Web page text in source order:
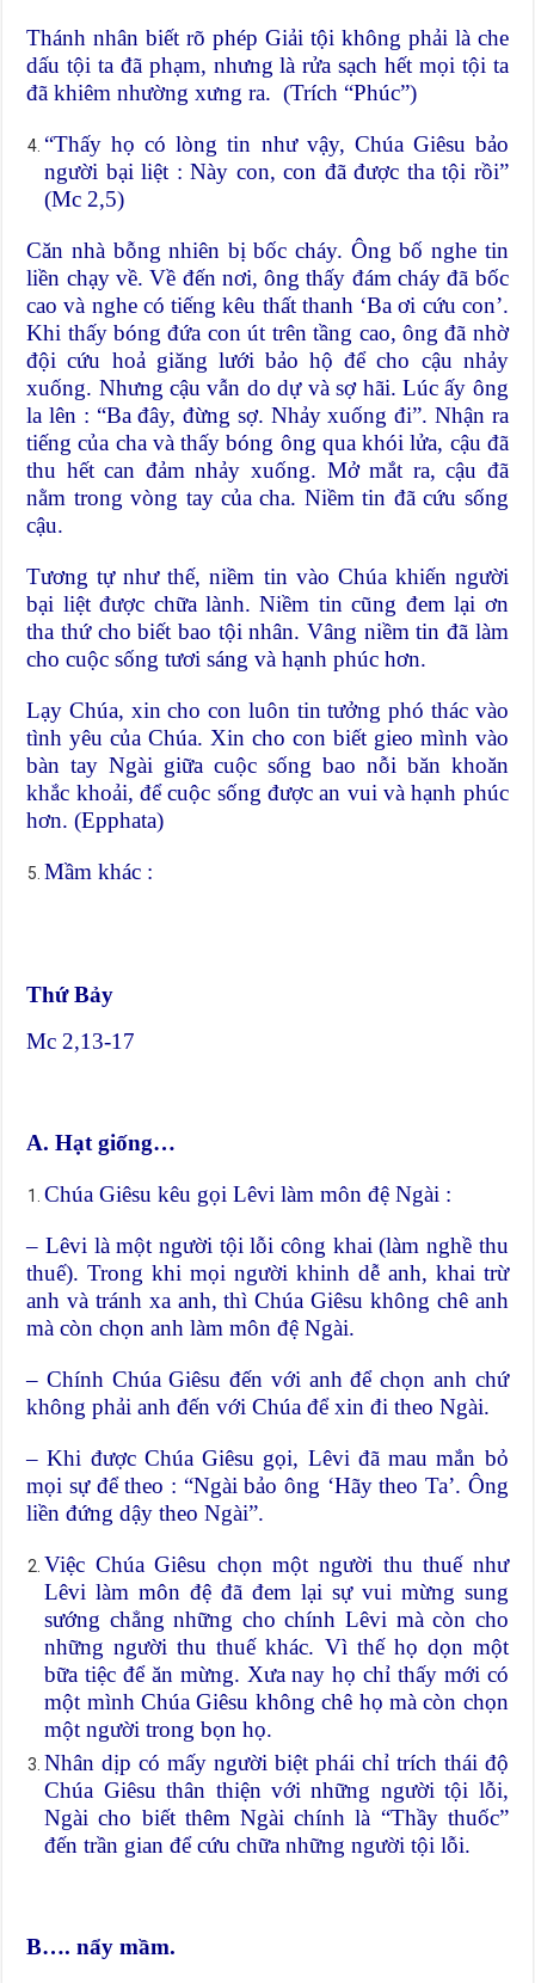
Thánh nhân biết rõ phép Giải tội không phải là che
dấu tội ta đã phạm, nhưng là rửa sạch hết mọi tội ta
đã khiêm nhường xưng ra. (Trích “Phúc”)
“Thấy họ có lòng tin như vậy, Chúa Giêsu bảo
người bại liệt : Này con, con đã được tha tội rồi”
(Mc 2,5)
Căn nhà bỗng nhiên bị bốc cháy. Ông bố nghe tin
liền chạy về. Về đến nơi, ông thấy đám cháy đã bốc
cao và nghe có tiếng kêu thất thanh ‘Ba ơi cứu con’.
Khi thấy bóng đứa con út trên tầng cao, ông đã nhờ
đội cứu hoả giăng lưới bảo hộ để cho cậu nhảy
xuống. Nhưng cậu vẫn do dự và sợ hãi. Lúc ấy ông
la lên : “Ba đây, đừng sợ. Nhảy xuống đi”. Nhận ra
tiếng của cha và thấy bóng ông qua khói lửa, cậu đã
thu hết can đảm nhảy xuống. Mở mắt ra, cậu đã
nằm trong vòng tay của cha. Niềm tin đã cứu sống
cậu.
Tương tự như thế, niềm tin vào Chúa khiến người
bại liệt được chữa lành. Niềm tin cũng đem lại ơn
tha thứ cho biết bao tội nhân. Vâng niềm tin đã làm
cho cuộc sống tươi sáng và hạnh phúc hơn.
Lạy Chúa, xin cho con luôn tin tưởng phó thác vào
tình yêu của Chúa. Xin cho con biết gieo mình vào
bàn tay Ngài giữa cuộc sống bao nỗi băn khoăn
khắc khoải, để cuộc sống được an vui và hạnh phúc
hơn. (Epphata)
Mầm khác :
Thứ Bảy
Mc 2,13-17
A. Hạt giống…
Chúa Giêsu kêu gọi Lêvi làm môn đệ Ngài :
– Lêvi là một người tội lỗi công khai (làm nghề thu
thuế). Trong khi mọi người khinh dễ anh, khai trừ
anh và tránh xa anh, thì Chúa Giêsu không chê anh
mà còn chọn anh làm môn đệ Ngài.
– Chính Chúa Giêsu đến với anh để chọn anh chứ
không phải anh đến với Chúa để xin đi theo Ngài.
– Khi được Chúa Giêsu gọi, Lêvi đã mau mắn bỏ
mọi sự để theo : “Ngài bảo ông ‘Hãy theo Ta’. Ông
liền đứng dậy theo Ngài”.
Việc Chúa Giêsu chọn một người thu thuế như
Lêvi làm môn đệ đã đem lại sự vui mừng sung
sướng chẳng những cho chính Lêvi mà còn cho
những người thu thuế khác. Vì thế họ dọn một
bữa tiệc để ăn mừng. Xưa nay họ chỉ thấy mới có
một mình Chúa Giêsu không chê họ mà còn chọn
một người trong bọn họ.
Nhân dịp có mấy người biệt phái chỉ trích thái độ
Chúa Giêsu thân thiện với những người tội lỗi,
Ngài cho biết thêm Ngài chính là “Thầy thuốc”
đến trần gian để cứu chữa những người tội lỗi.
B…. nẩy mầm.